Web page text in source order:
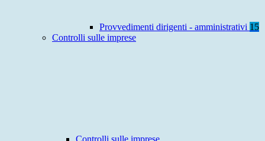
Provvedimenti dirigenti - amministrativi 15
Controlli sulle imprese